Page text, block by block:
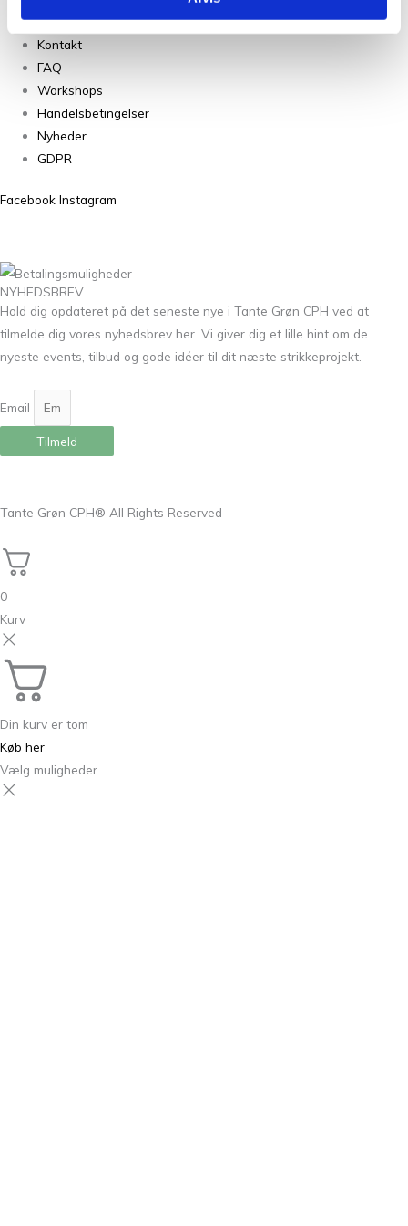
Om Os
Kontakt
FAQ
Workshops
Handelsbetingelser
Nyheder
GDPR
Facebook Instagram
NYHEDSBREV
Hold dig opdateret på det seneste nye i Tante Grøn CPH ved at
tilmelde dig vores nyhedsbrev her. Vi giver dig et lille hint om de
nyeste events, tilbud og gode idéer til dit næste strikkeprojekt.
Email
Tilmeld
Tante Grøn CPH® All Rights Reserved
0
Kurv
Din kurv er tom
Køb her
Vælg muligheder